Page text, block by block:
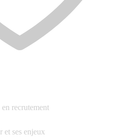
recrutement
et ses enjeux